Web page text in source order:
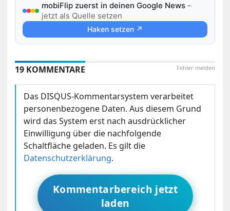
mobiFlip zuerst in deinen Google News –
jetzt als Quelle setzen
Haken setzen ↗
Fehler melden
19 KOMMENTARE
Das DISQUS-Kommentarsystem verarbeitet
personenbezogene Daten. Aus diesem Grund
wird das System erst nach ausdrücklicher
Einwilligung über die nachfolgende
Schaltfläche geladen. Es gilt die
Datenschutzerklärung.
Kommentarbereich jetzt
laden